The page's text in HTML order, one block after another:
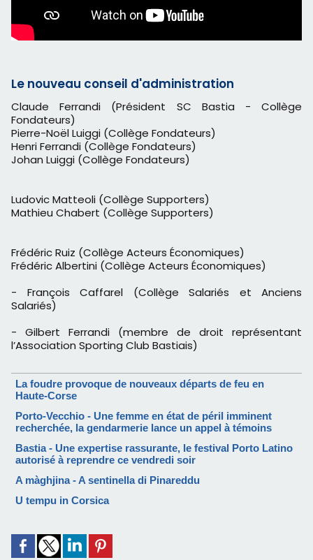
Le nouveau conseil d'administration
Claude Ferrandi (Président SC Bastia - Collège
Fondateurs)
Pierre-Noël Luiggi (Collège Fondateurs)
Henri Ferrandi (Collège Fondateurs)
Johan Luiggi (Collège Fondateurs)
Ludovic Matteoli (Collège Supporters)
Mathieu Chabert (Collège Supporters)
Frédéric Ruiz (Collège Acteurs Économiques)
Frédéric Albertini (Collège Acteurs Économiques)
- François Caffarel (Collège Salariés et Anciens
Salariés)
- Gilbert Ferrandi (membre de droit représentant
l’Association Sporting Club Bastiais)
La foudre provoque de nouveaux départs de feu en
Haute-Corse
Porto-Vecchio - Une femme en état de péril imminent
recherchée, la gendarmerie lance un appel à témoins
Bastia - Une expertise rassurante, le festival Porto Latino
autorisé à reprendre ce vendredi soir
A màghjina - A sentinella di Pinareddu
U tempu in Corsica